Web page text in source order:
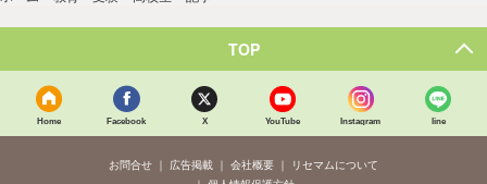
TOP
Home Facebook X YouTube Instagram line
お問合せ 広告掲載 会社概要
リセマムについて